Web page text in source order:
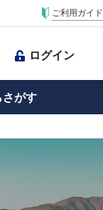
ご利用ガイド
ログイン
がす